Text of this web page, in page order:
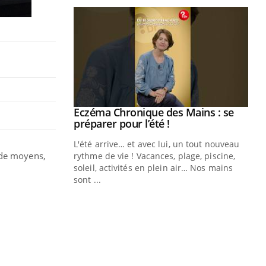
moyens,
chez les
Youtube
Eczéma Chronique des Mains : se
préparer pour l’été !Youtube
L'été arrive… et avec lui, un tout nouveau
rythme de vie ! Vacances, plage, piscine,
soleil, activités en plein air… Nos mains
sont ...